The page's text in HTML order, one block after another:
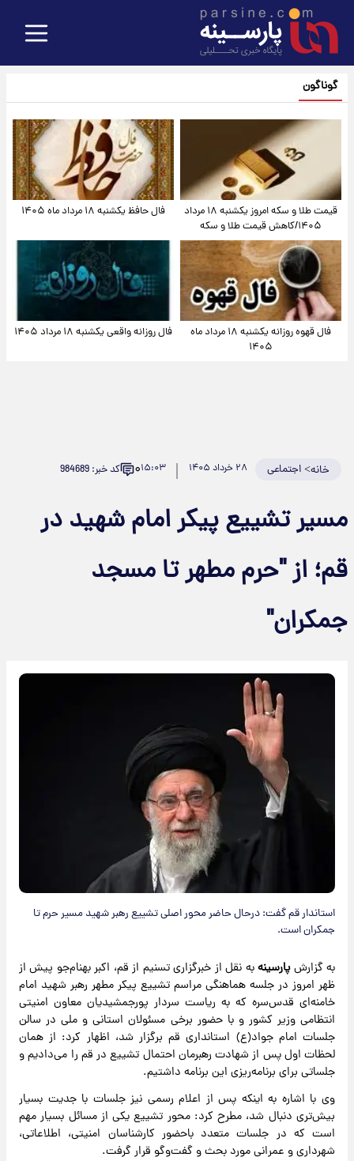
گوناگون
قیمت طلا و سکه امروز یکشنبه ۱۸ مرداد
۱۴۰۵/کاهش قیمت طلا و سکه
فال حافظ یکشنبه ۱۸ مرداد ماه ۱۴۰۵
فال قهوه روزانه یکشنبه ۱۸ مرداد ماه
۱۴۰۵
فال روزانه واقعی یکشنبه ۱۸ مرداد ۱۴۰۵
خانه>اجتماعی ۲۸ خرداد ۱۴۰۵ ۱۵:۰۳۰ کد خبر: 984689
مسیر تشییع پیکر امام شهید در
قم؛ از "حرم مطهر تا مسجد
جمکران"
استاندار قم گفت: درحال حاضر محور اصلی تشییع رهبر شهید مسیر حرم تا
جمکران است.
به گزارشپارسینهبه نقل از خبرگزاری تسنیم از قم، اکبر بهنام‌‌جو پیش از
ظهر امروز در جلسه هماهنگی مراسم تشییع پیکر مطهر رهبر شهید امام
خامنه‌ای قدس‌سره که به ریاست سردار پورجمشیدیان معاون امنیتی
انتظامی وزیر کشور و با حضور برخی مسئولان استانی و ملی در سالن
جلسات امام جواد(ع) استانداری قم برگزار شد، اظهار کرد: از همان
لحظات اول پس از شهادت رهبرمان احتمال تشییع در قم را می‌دادیم و
جلساتی برای برنامه‌ریزی این برنامه داشتیم.
وی با اشاره به اینکه پس از اعلام رسمی نیز جلسات با جدیت بسیار
بیش‌تری دنبال شد، مطرح کرد: محور تشییع یکی از مسائل بسیار مهم
است که در جلسات متعدد باحضور کارشناسان امنیتی، اطلاعاتی،
شهرداری و عمرانی مورد بحث و گفت‌وگو قرار گرفت.